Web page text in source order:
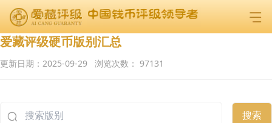
爱藏评级硬币版别汇总
更新日期： 2025-09-29 浏览次数： 97131
搜索